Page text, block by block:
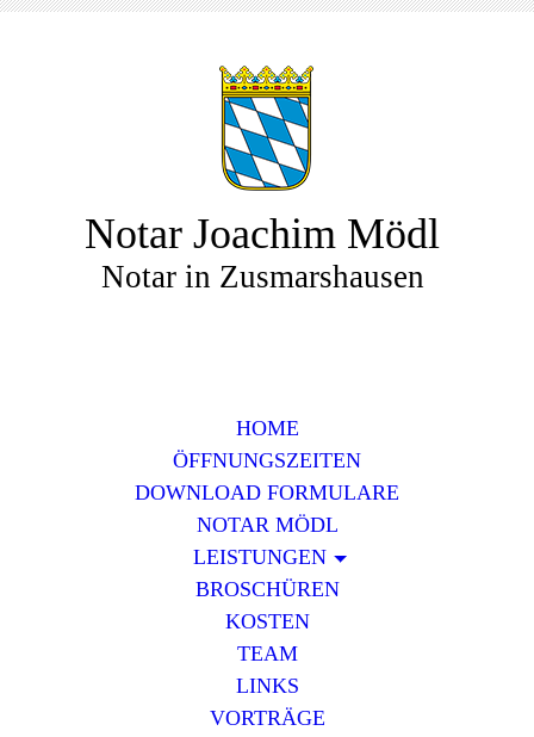
Notar Joachim Mödl
Notar in Zusmarshausen
HOME
ÖFFNUNGSZEITEN
DOWNLOAD FORMULARE
NOTAR MÖDL
LEISTUNGEN
BROSCHÜREN
KOSTEN
TEAM
LINKS
VORTRÄGE